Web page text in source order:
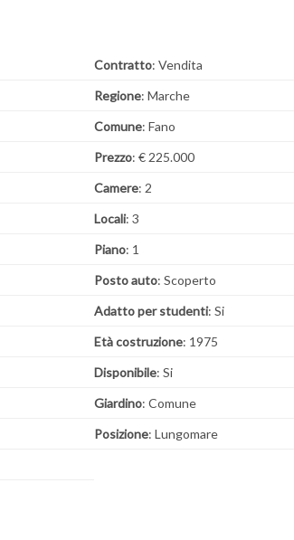
Contratto: Vendita
Regione: Marche
Comune: Fano
Prezzo: € 225.000
Camere: 2
Locali: 3
Piano: 1
Posto auto: Scoperto
Adatto per studenti: Si
Età costruzione: 1975
Disponibile: Si
Giardino: Comune
Posizione: Lungomare